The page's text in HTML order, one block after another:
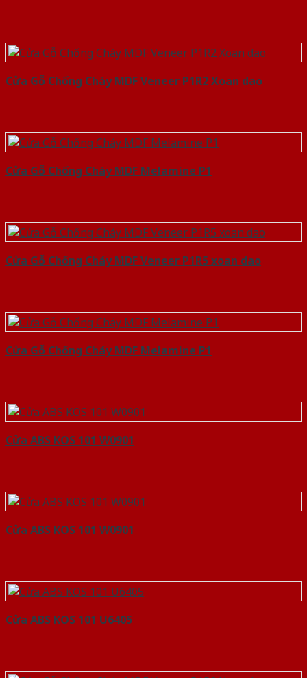
Cửa Gỗ Chống Cháy MDF Veneer P1R2 Xoan dao
Cửa Gỗ Chống Cháy MDF Melamine P1
Cửa Gỗ Chống Cháy MDF Veneer P1R5 xoan dao
Cửa Gỗ Chống Cháy MDF Melamine P1
Cửa ABS KOS 101 W0901
Cửa ABS KOS 101 W0901
Cửa ABS KOS 101 U6405